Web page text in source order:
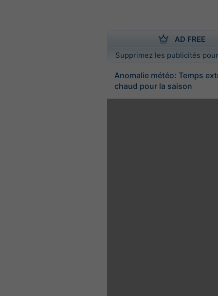
AD FREE
Supprimez les publicités
Anomalie météo: Temps
chaud pour la saison